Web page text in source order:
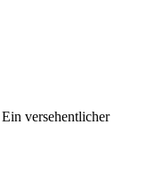
versehentlicher